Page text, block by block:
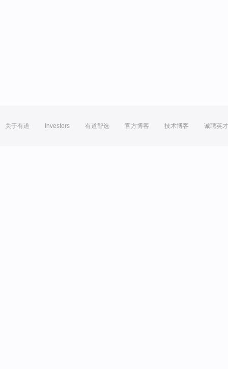
关于有道 Investors 有道智选 官方博客 技术博客 诚聘英才